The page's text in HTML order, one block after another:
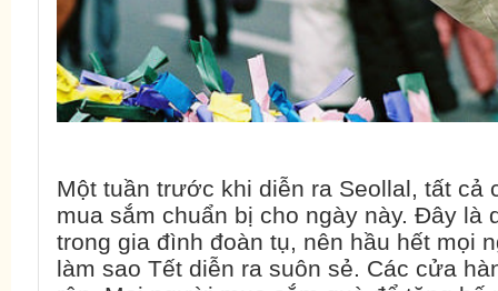
Một tuần trước khi diễn ra Seollal, tất cả
mua sắm chuẩn bị cho ngày này. Đây là
trong gia đình đoàn tụ, nên hầu hết mọi
làm sao Tết diễn ra suôn sẻ. Các cửa